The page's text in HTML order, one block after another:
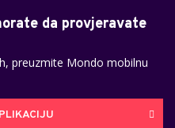
da provjeravate
preuzmite Mondo mobilnu